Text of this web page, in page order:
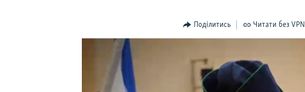
УКРАЇНСЬКА ПРОБЛЕМА КРИМУ
Поділитись Читати без VPN